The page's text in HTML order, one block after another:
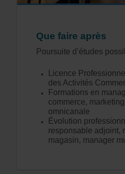
Que faire après
Poursuite d’études
Licence
des Activités
Formations en
commerce,
omnicanale
Évolution
responsable adjoint,
magasin, manager